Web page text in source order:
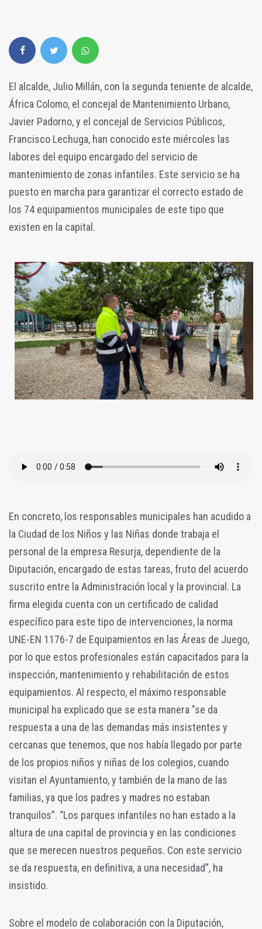
El alcalde, Julio Millán, con la segunda teniente de alcalde,
África Colomo, el concejal de Mantenimiento Urbano,
Javier Padorno, y el concejal de Servicios Públicos,
Francisco Lechuga, han conocido este miércoles las
labores del equipo encargado del servicio de
mantenimiento de zonas infantiles. Este servicio se ha
puesto en marcha para garantizar el correcto estado de
los 74 equipamientos municipales de este tipo que
existen en la capital.
En concreto, los responsables municipales han acudido a
la Ciudad de los Niños y las Niñas donde trabaja el
personal de la empresa Resurja, dependiente de la
Diputación, encargado de estas tareas, fruto del acuerdo
suscrito entre la Administración local y la provincial. La
firma elegida cuenta con un certificado de calidad
específico para este tipo de intervenciones, la norma
UNE-EN 1176-7 de Equipamientos en las Áreas de Juego,
por lo que estos profesionales están capacitados para la
inspección, mantenimiento y rehabilitación de estos
equipamientos. Al respecto, el máximo responsable
municipal ha explicado que se esta manera "se da
respuesta a una de las demandas más insistentes y
cercanas que tenemos, que nos había llegado por parte
de los propios niños y niñas de los colegios, cuando
visitan el Ayuntamiento, y también de la mano de las
familias, ya que los padres y madres no estaban
tranquilos”. “Los parques infantiles no han estado a la
altura de una capital de provincia y en las condiciones
que se merecen nuestros pequeños. Con este servicio
se da respuesta, en definitiva, a una necesidad”, ha
insistido.
Sobre el modelo de colaboración con la Diputación,